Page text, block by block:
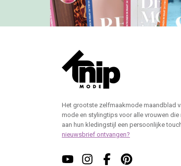
Het grootste zelfmaakmode maandblad
mode en stylingtips voor alle vrouwen die
aan hun kledingstijl een persoonlijke
nieuwsbrief ontvangen?